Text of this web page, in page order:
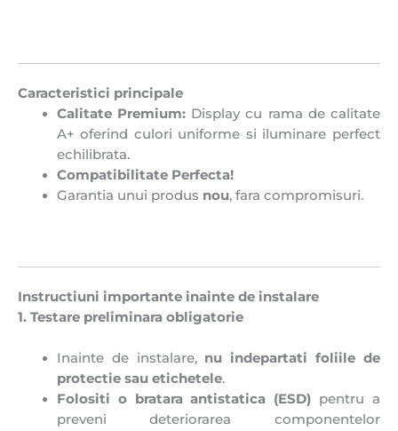
Caracteristici principale
Calitate Premium:Display cu rama de calitate
A+ oferind culori uniforme si iluminare perfect
echilibrata.
Compatibilitate Perfecta!
Garantia unui produs nou, fara compromisuri.
Instructiuni importante inainte de instalare
1. Testare preliminara obligatorie
Inainte de instalare, nu indepartati foliile de
protectie sau etichetele.
Folositi o bratara antistatica (ESD) pentru a
preveni deteriorarea componentelor